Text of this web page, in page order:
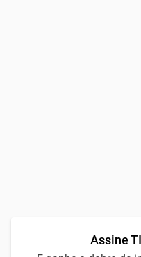
Assine